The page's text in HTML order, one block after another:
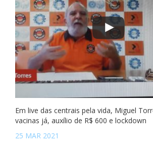
Em live das centrais pela vida, Miguel
vacinas já, auxílio de R$ 600 e lockdown
25 MAR 2021